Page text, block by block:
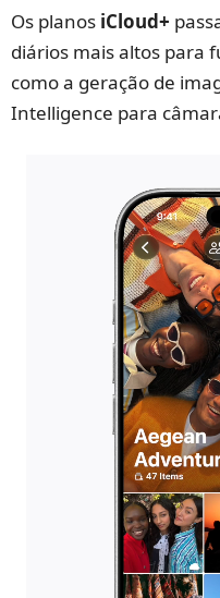
Os planos iCloud+
diários mais altos para
como a geração de
Intelligence para